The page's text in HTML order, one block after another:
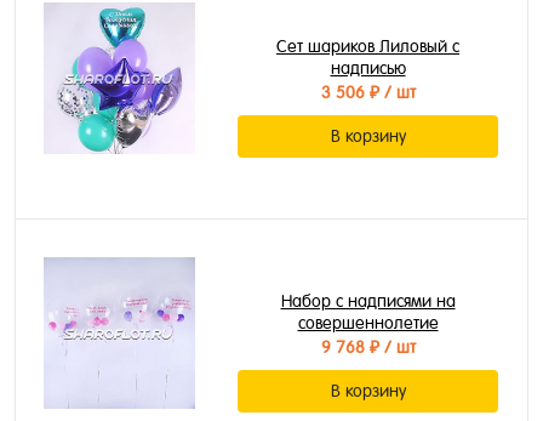
Сет шариков Лиловый с
надписью
3 506 ₽/ шт
В корзину
Набор с надписями на
совершеннолетие
9 768 ₽/ шт
В корзину